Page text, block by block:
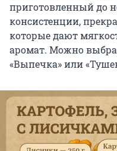
приготовленный до
консистенции,
которые дают
аромат. Можно
«Выпечка» или